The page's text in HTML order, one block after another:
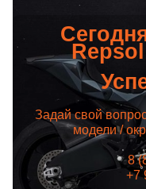
Задай свой
модели /
8
+7